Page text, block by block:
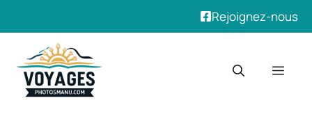
Rejoignez-nous
contenu